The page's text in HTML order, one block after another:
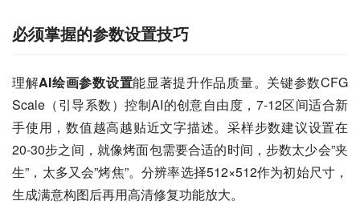
必须掌握的参数设置技巧
理解AI绘画参数设置能显著提升作品质量。关键参数CFG
Scale（引导系数）控制AI的创意自由度，7-12区间适合新
手使用，数值越高越贴近文字描述。采样步数建议设置在
20-30步之间，就像烤面包需要合适的时间，步数太少会”夹
生”，太多又会”烤焦”。分辨率选择512×512作为初始尺寸，
生成满意构图后再用高清修复功能放大。